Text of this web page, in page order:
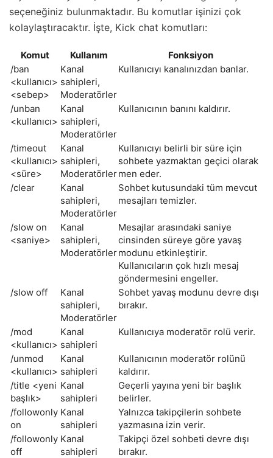
seçeneğiniz bulunmaktadır. Bu komutlar işinizi çok
kolaylaştıracaktır. İşte, Kick chat komutları:
Komut Kullanım
Fonksiyon
/ban
<kullanıcı>
<sebep>
Kanal
sahipleri,
Moderatörler
Kullanıcıyı kanalınızdan banlar.
/unban
<kullanıcı>
Kanal
sahipleri,
Moderatörler
Kullanıcının banını kaldırır.
/timeout
<kullanıcı>
<süre>
Kanal
sahipleri,
Moderatörler
Kullanıcıyı belirli bir süre için
sohbete yazmaktan geçici olarak
men eder.
/clear
Kanal
sahipleri,
Moderatörler
Sohbet kutusundaki tüm mevcut
mesajları temizler.
/slow on
<saniye>
Kanal
sahipleri,
Moderatörler
Mesajlar arasındaki saniye
cinsinden süreye göre yavaş
modunu etkinleştirir.
Kullanıcıların çok hızlı mesaj
göndermesini engeller.
/slow off
Kanal
sahipleri,
Moderatörler
Sohbet yavaş modunu devre dışı
bırakır.
/mod
<kullanıcı>
Kanal
sahipleri
Kullanıcıya moderatör rolü verir.
/unmod
<kullanıcı>
Kanal
sahipleri
Kullanıcının moderatör rolünü
kaldırır.
/title <yeni
başlık>
Kanal
sahipleri
Geçerli yayına yeni bir başlık
belirler.
/followonly
on
Kanal
sahipleri
Yalnızca takipçilerin sohbete
yazmasına izin verir.
/followonly
off
Kanal
sahipleri
Takipçi özel sohbeti devre dışı
bırakır.